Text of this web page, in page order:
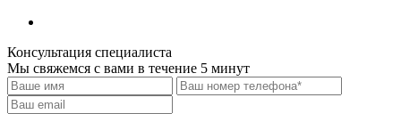
Консультация специалиста
Мы свяжемся с вами в течение 5 минут